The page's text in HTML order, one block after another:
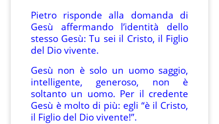
Pietro risponde alla domanda di
Gesù affermando l’identità dello
stesso Gesù: Tu sei il Cristo, il Figlio
del Dio vivente.
Gesù non è solo un uomo saggio,
intelligente, generoso, non è
soltanto un uomo. Per il credente
Gesù è molto di più: egli “è il Cristo,
il Figlio del Dio vivente!”.